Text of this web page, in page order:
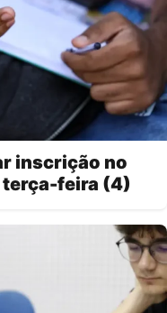
inscrição no
feira (4)